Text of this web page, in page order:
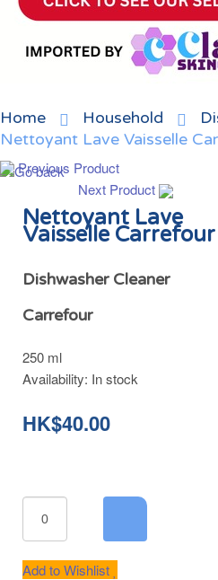
Home Household
Nettoyant Lave Vaisselle
Previous Product
Next Product
Nettoyant Lave
Vaisselle Carrefour
Dishwasher Cleaner
Carrefour
250 ml
Availability: In stock
HK$40.00
Add to Wishlist